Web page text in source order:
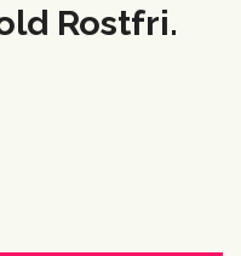
Rostfri.